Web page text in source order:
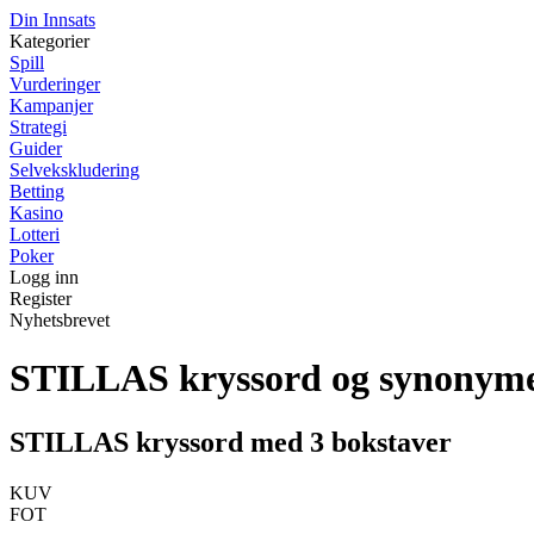
Din Innsats
Kategorier
Spill
Vurderinger
Kampanjer
Strategi
Guider
Selvekskludering
Betting
Kasino
Lotteri
Poker
Logg inn
Register
Nyhetsbrevet
STILLAS kryssord og
STILLAS kryssord med 3 bokstaver
KUV
FOT